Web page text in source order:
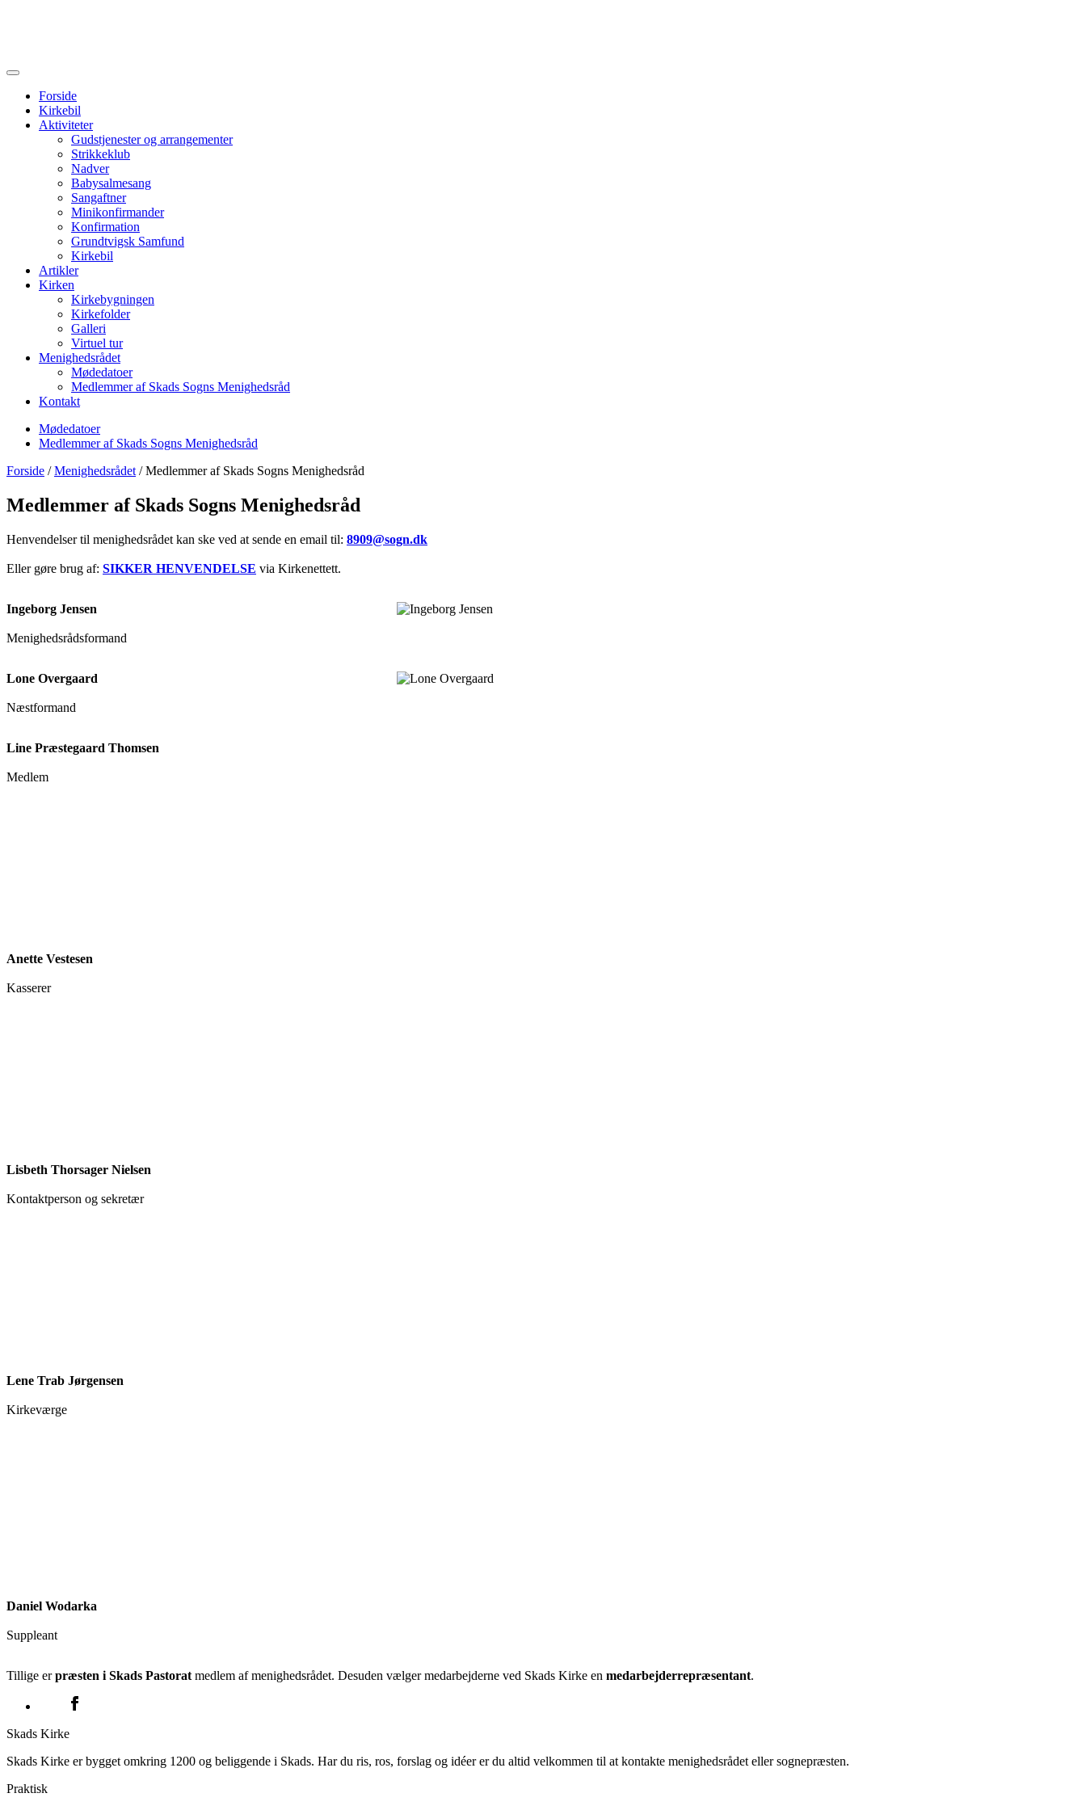
Forside
Kirkebil
Aktiviteter
Gudstjenester og arrangementer
Strikkeklub
Nadver
Babysalmesang
Sangaftner
Minikonfirmander
Konfirmation
Grundtvigsk Samfund
Kirkebil
Artikler
Kirken
Kirkebygningen
Kirkefolder
Galleri
Virtuel tur
Menighedsrådet
Mødedatoer
Medlemmer af Skads Sogns Menighedsråd
Kontakt
Mødedatoer
Medlemmer af Skads Sogns Menighedsråd
Forside /Menighedsrådet /Medlemmer af Skads Sogns Menighedsråd
Medlemmer af Skads Sogns Menighedsråd
Henvendelser til menighedsrådet kan ske ved at sende en email til: 8909@sogn.dk
Eller gøre brug af: SIKKER HENVENDELSE via Kirkenettett.
Ingeborg Jensen
Menighedsrådsformand
Lone Overgaard
Næstformand
Line Præstegaard Thomsen
Medlem
Anette Vestesen
Kasserer
Lisbeth Thorsager Nielsen
Kontaktperson og sekretær
Lene Trab Jørgensen
Kirkeværge
Daniel Wodarka
Suppleant
Tillige erpræsten i Skads Pastorat medlem af menighedsrådet. Desuden vælger medarbejderne ved Skads Kirke en medarbejderrepræsentant.
Skads Kirke
Skads Kirke er bygget omkring 1200 og beliggende i Skads. Har du ris, ros, forslag og idéer er du altid velkommen til at kontakte menighedsrådet eller sognepræsten.
Praktisk